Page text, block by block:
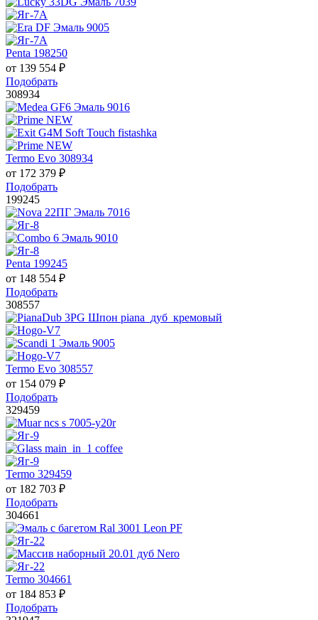
Penta 198250
от 139 554 ₽
Подобрать
308934
Termo Evo 308934
от 172 379 ₽
Подобрать
199245
Penta 199245
от 148 554 ₽
Подобрать
308557
Termo Evo 308557
от 154 079 ₽
Подобрать
329459
Termo 329459
от 182 703 ₽
Подобрать
304661
Termo 304661
от 184 853 ₽
Подобрать